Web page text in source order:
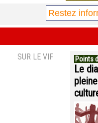
SUR LE VIF Points
Le